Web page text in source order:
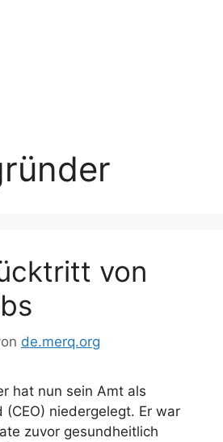
von
de.merq.org
hat nun sein Amt als
niedergelegt. Er war
zuvor gesundheitlich